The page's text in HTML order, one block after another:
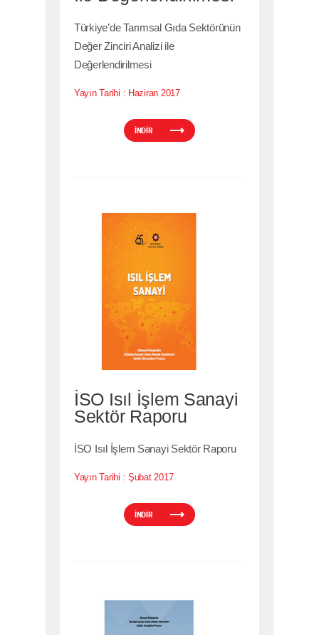
Türkiye’de Tarımsal Gıda Sektörünün
Değer Zinciri Analizi ile
Değerlendirilmesi
Yayın Tarihi : Haziran 2017
İNDİR
İSO Isıl İşlem Sanayi
Sektör Raporu
İSO Isıl İşlem Sanayi Sektör Raporu
Yayın Tarihi : Şubat 2017
İNDİR